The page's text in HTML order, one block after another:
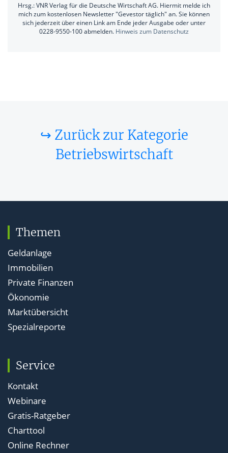
Hrsg.: VNR Verlag für die Deutsche Wirtschaft AG. Hiermit melde ich
mich zum kostenlosen Newsletter "Gevestor täglich" an. Sie können
sich jederzeit über einen Link am Ende jeder Ausgabe oder unter
0228-9550-100 abmelden. Hinweis zum Datenschutz
↪ Zurück zur Kategorie
Betriebswirtschaft
Themen
Geldanlage
Immobilien
Private Finanzen
Ökonomie
Marktübersicht
Spezialreporte
Service
Kontakt
Webinare
Gratis-Ratgeber
Charttool
Online Rechner